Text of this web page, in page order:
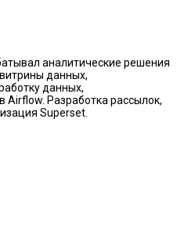
аналитические решения
данных,
данных,
Airflow. Разработка рассылок,
Superset.